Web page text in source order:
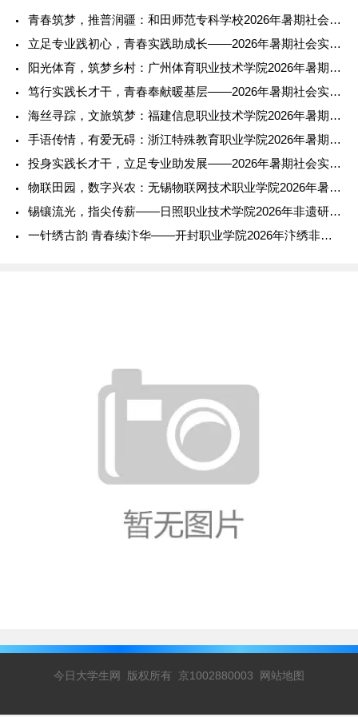
青春筑梦，推普润疆：和田师范专科学校2026年暑期社会实践纪
立足专业践初心，青春实践助成长——2026年暑期社会实践报告
阳光体育，筑梦乡村：广州体育职业技术学院2026年暑期社会实
笃行实践长才干，青春奉献暖基层——2026年暑期社会实践报告
海丝寻踪，文旅筑梦：福建信息职业技术学院2026年暑期社会实
手语传情，有爱无碍：浙江特殊教育职业学院2026年暑期社会实
投身实践长才干，立足专业助发展——2026年暑期社会实践报告
物联田园，数字兴农：无锡物联网技术职业学院2026年暑期社会
锡镶流光，指尖传薪——日照职业技术学院2026年非遗研学实践
一针绣古韵 青春续汴华——开封职业学院2026年汴绣非遗传承
今日大学生网 版权所有 京1002880003 网站地图